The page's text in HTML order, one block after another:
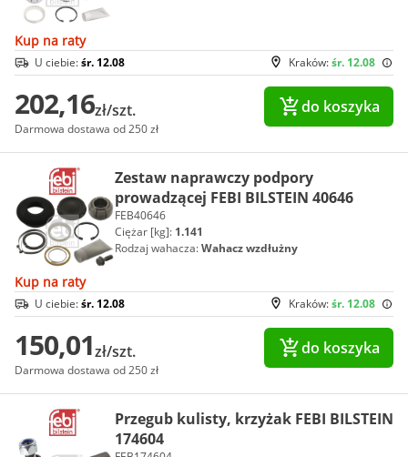
Kup na raty
Kraków:śr. 12.08
U ciebie:śr. 12.08
202,16zł/szt.
Darmowa dostawa od 250 zł
do koszyka
Zestaw naprawczy podpory
prowadzącej FEBI BILSTEIN 40646
FEB40646
Ciężar [kg]: 1.141
Rodzaj wahacza:Wahacz wzdłużny
Kup na raty
Kraków:śr. 12.08
U ciebie:śr. 12.08
150,01zł/szt.
Darmowa dostawa od 250 zł
do koszyka
Przegub kulisty, krzyżak FEBI BILSTEIN
174604